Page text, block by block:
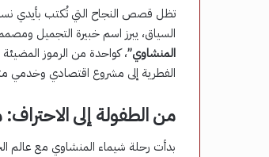
تظل قصص النجاح التي تُكتب بأيدي
السياق، يبرز اسم خبيرة التجميل
المنشاوي”، كواحدة من الرموز
الفطرية إلى مشروع اقتصادي وخدمي
من الطفولة إلى